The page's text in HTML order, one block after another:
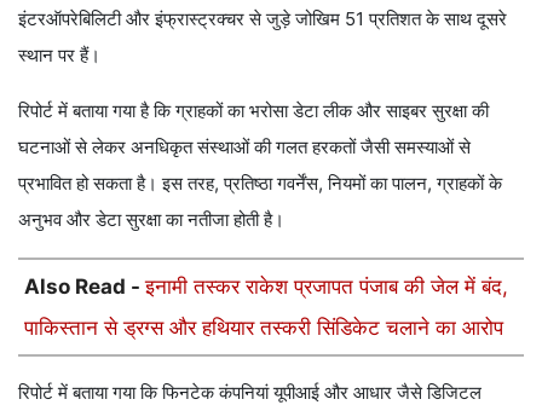
इंटरऑपरेबिलिटी और इंफ्रास्ट्रक्चर से जुड़े जोखिम 51 प्रतिशत के साथ दूसरे
स्थान पर हैं।
रिपोर्ट में बताया गया है कि ग्राहकों का भरोसा डेटा लीक और साइबर सुरक्षा की
घटनाओं से लेकर अनधिकृत संस्थाओं की गलत हरकतों जैसी समस्याओं से
प्रभावित हो सकता है। इस तरह, प्रतिष्ठा गवर्नेंस, नियमों का पालन, ग्राहकों के
अनुभव और डेटा सुरक्षा का नतीजा होती है।
Also Read -इनामी तस्कर राकेश प्रजापत पंजाब की जेल में बंद,
पाकिस्तान से ड्रग्स और हथियार तस्करी सिंडिकेट चलाने का आरोप
रिपोर्ट में बताया गया कि फिनटेक कंपनियां यूपीआई और आधार जैसे डिजिटल